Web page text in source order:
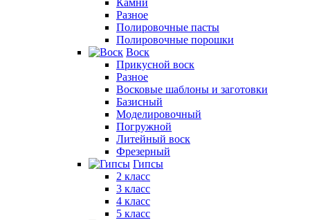
Камни
Разное
Полировочные пасты
Полировочные порошки
Воск
Прикусной воск
Разное
Восковые шаблоны и заготовки
Базисный
Моделировочный
Погружной
Литейный воск
Фрезерный
Гипсы
2 класс
3 класс
4 класс
5 класс